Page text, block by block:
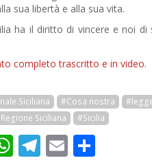
sua libertà e alla sua vita.
ha il diritto di vincere e noi
completo trascritto e in video.
Siciliana #Cosa nostra
Siciliana #Sicilia
WhatsApp
Telegram
Email